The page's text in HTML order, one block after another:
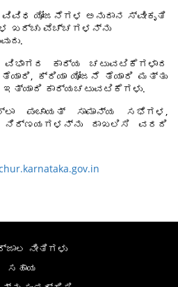
ಯೋಜನೆಗಳ ಅನುದಾನ ಸ್ವೀಕೃತಿ
ಖರ್ಚು ವೆಚ್ಚಗಳನ್ನು
ವಿಭಾಗದ ಕಾರ್ಯ ಚಟುವಟಿಕೆಗಳಾದ
ಕ್ರಿಯಾ ಯೋಜನೆ ತೆಯಾರಿ ಮತ್ತು
ಕಾರ್ಯಚಟುವಟಿಕೆಗಳು.
ಪಂಚಾಯತ್ ಸಾಮಾನ್ಯ ಸಭೆಗಳ,
ನಿರ್ಣಯಗಳನ್ನು ದಾಖಲಿಸಿ ವರದಿ
ನೀತಿಗಳು
ಸಹಾಯ